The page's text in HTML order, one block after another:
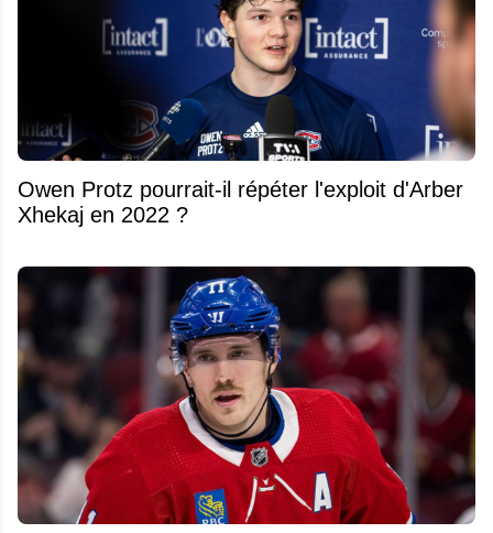
Owen Protz pourrait-il répéter l'exploit d'Arber
Xhekaj en 2022 ?